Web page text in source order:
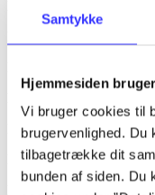
Samtykke
Hjemmesiden
Vi bruger cookies til
brugervenlighed.
tilbagetrække dit
bunden af siden. Du
lorem ipsum dolor sit
lorem ipsum dolor sit
lorem ipsum dolor sit